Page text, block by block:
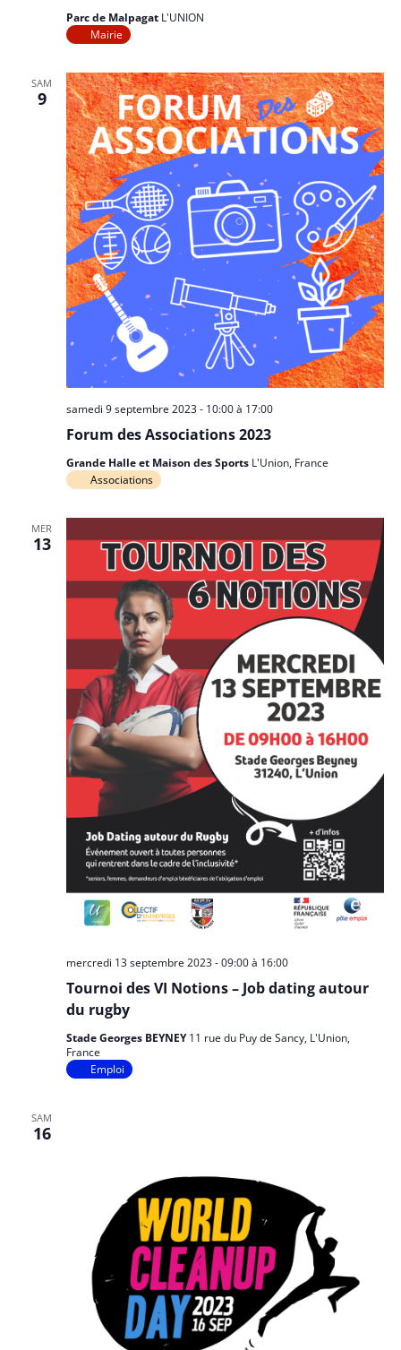
Parc de Malpagat L'UNION
Mairie
SAM
9
Forum des Associations 2023
samedi 9 septembre 2023 - 10:00à 17:00
Grande Halle et Maison des Sports L'Union, France
Associations
MER
13
Tournoi des VI Notions – Job dating autour
du rugby
mercredi 13 septembre 2023 - 09:00à 16:00
Stade Georges BEYNEY11 rue du Puy de Sancy, L'Union,
France
Emploi
SAM
16